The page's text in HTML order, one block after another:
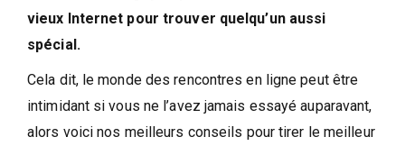
vieux Internet pour trouver quelqu’un aussi
spécial.
Cela dit, le monde des rencontres en ligne peut être
intimidant si vous ne l’avez jamais essayé auparavant,
alors voici nos meilleurs conseils pour tirer le meilleur